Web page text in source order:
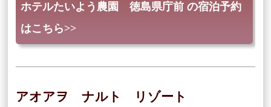
ホテルたいよう農園 徳島県庁前 の宿泊予約
はこちら>>
アオアヲ ナルト リゾート